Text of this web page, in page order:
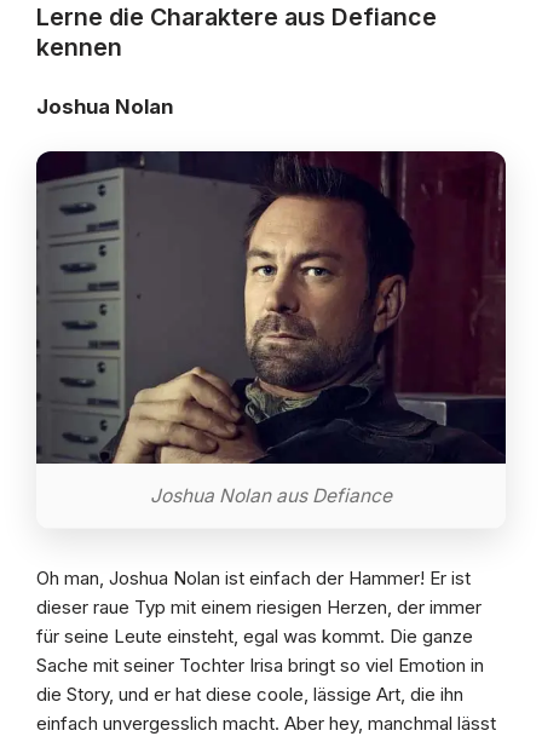
Lerne die Charaktere aus Defiance
kennen
Joshua Nolan
Joshua Nolan aus Defiance
Oh man, Joshua Nolan ist einfach der Hammer! Er ist
dieser raue Typ mit einem riesigen Herzen, der immer
für seine Leute einsteht, egal was kommt. Die ganze
Sache mit seiner Tochter Irisa bringt so viel Emotion in
die Story, und er hat diese coole, lässige Art, die ihn
einfach unvergesslich macht. Aber hey, manchmal lässt